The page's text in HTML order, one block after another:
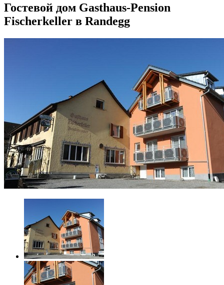
Гостевой дом Gasthaus-Pension
Fischerkeller в Randegg